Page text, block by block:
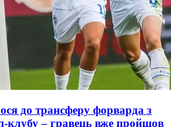
до трансферу форварда з
клубу – гравець вже пройшов